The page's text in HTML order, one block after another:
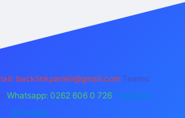
backlinkpaneli@gmail.com Teams:
Whatsapp: 0262 606 0 726 Telegram:
@karabul